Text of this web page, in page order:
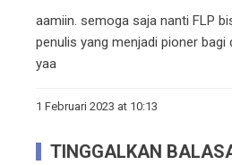
aamiin. semoga saja nanti FLP
penulis yang menjadi pioner bagi
yaa
1 Februari 2023 at 10:13
TINGGALKAN